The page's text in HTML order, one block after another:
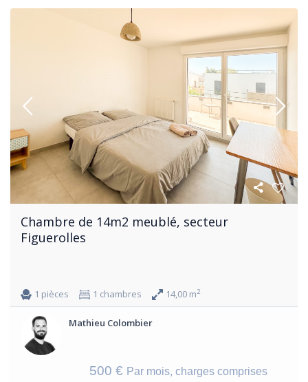
Chambre de 14m2 meublé, secteur
Figuerolles
1 pièces 1 chambres 14,00 m2
Mathieu Colombier
500 € Par mois, charges comprises